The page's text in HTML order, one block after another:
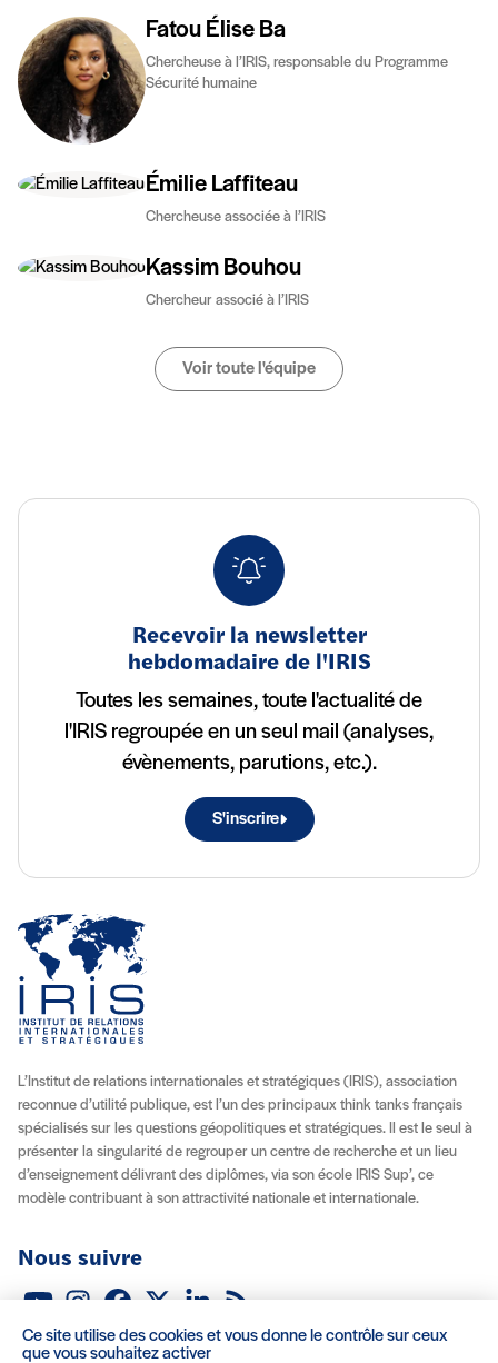
Fatou Élise Ba
Chercheuse à l’IRIS, responsable du Programme
Sécurité humaine
Émilie Laffiteau
Chercheuse associée à l’IRIS
Kassim Bouhou
Chercheur associé à l’IRIS
Voir toute l'équipe
Recevoir la newsletter
hebdomadaire de l'IRIS
Toutes les semaines, toute l'actualité de
l'IRIS regroupée en un seul mail (analyses,
évènements, parutions, etc.).
S'inscrire
L’Institut de relations internationales et stratégiques (IRIS), association
reconnue d’utilité publique, est l’un des principaux think tanks français
spécialisés sur les questions géopolitiques et stratégiques. Il est le seul à
présenter la singularité de regrouper un centre de recherche et un lieu
d’enseignement délivrant des diplômes, via son école IRIS Sup’, ce
modèle contribuant à son attractivité nationale et internationale.
Nous suivre
À propos
Recrutement Locations Contact
Ce site utilise des cookies et vous donne le contrôle sur ceux
que vous souhaitez activer